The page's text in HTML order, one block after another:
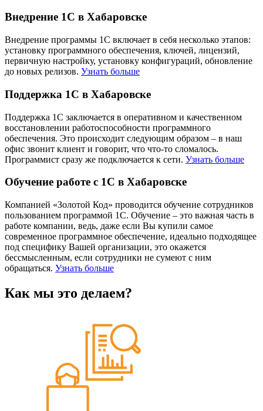
Внедрение 1С в Хабаровске
Внедрение программы 1С включает в себя несколько этапов:
установку программного обеспечения, ключей, лицензий,
первичную настройку, установку конфигураций, обновление
до новых релизов. Узнать больше
Поддержка 1С в Хабаровске
Поддержка 1С заключается в оперативном и качественном
восстановлении работоспособности программного
обеспечения. Это происходит следующим образом – в наш
офис звонит клиент и говорит, что что-то сломалось.
Программист сразу же подключается к сети. Узнать больше
Обучение работе с 1С в Хабаровске
Компанией «Золотой Код» проводится обучение сотрудников
пользованием программой 1С. Обучение – это важная часть в
работе компании, ведь, даже если Вы купили самое
современное программное обеспечение, идеально подходящее
под специфику Вашей организации, это окажется
бессмысленным, если сотрудники не сумеют с ним
обращаться. Узнать больше
Как мы это делаем?